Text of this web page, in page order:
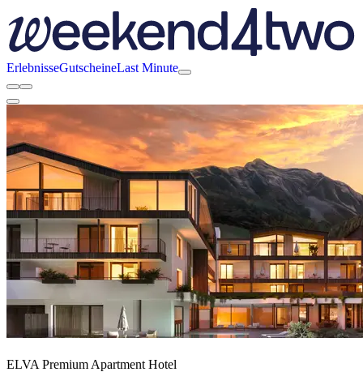
ErlebnisseGutscheineLast Minute
ELVA Premium Apartment Hotel